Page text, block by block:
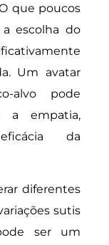
que poucos
escolha do
Um avatar
alvo pode
a empatia,
da
diferentes
sutis
ser um